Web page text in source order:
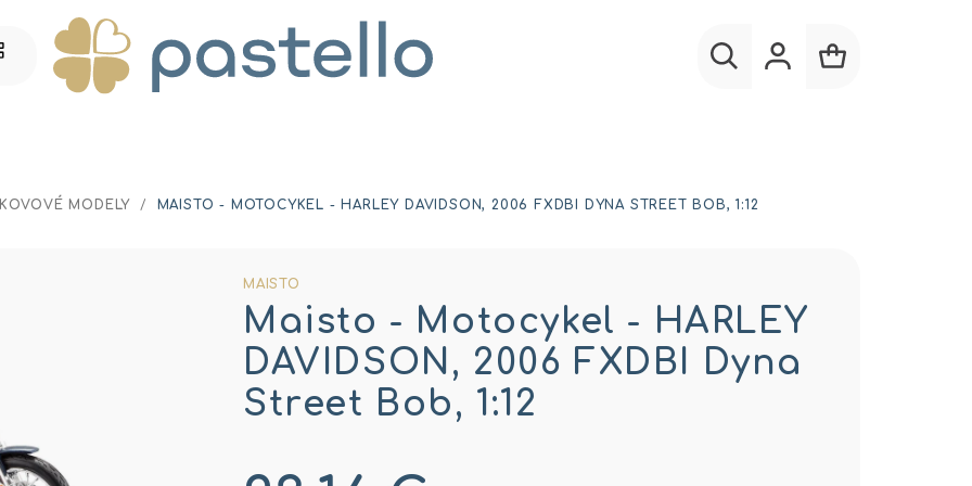
MODELY / MAISTO - MOTOCYKEL - HARLEY DAVIDSON, 2006 FXDBI DYNA STREET BOB, 1:12
MAISTO
Maisto - Motocykel - HARLEY
DAVIDSON, 2006 FXDBI Dyna
Street Bob, 1:12